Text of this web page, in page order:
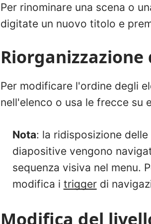
Per rinominare una scena o
digitate un nuovo titolo e
Per modificare l'ordine degli
nell'elenco o usa le frecce su
Nota: la ridisposizione
diapositive vengono
sequenza visiva nel menu.
modifica i triggerdi
Modifica del